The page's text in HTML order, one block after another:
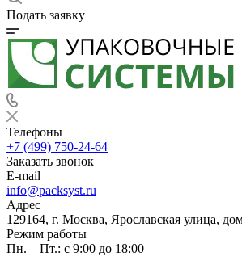
Подать заявку
Телефоны
+7 (499) 750-24-64
Заказать звонок
E-mail
info@packsyst.ru
Адрес
129164, г. Москва, Ярославская улица,
Режим работы
Пн. – Пт.: с 9:00 до 18:00